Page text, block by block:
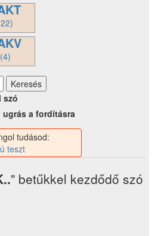
(4)
szó
a fordításra
tudásod:
teszt
" betűkkel kezdődő szó